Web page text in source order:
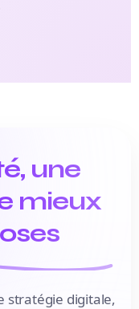
une
mieux
stratégie digitale,